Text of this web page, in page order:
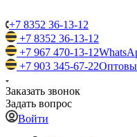
+7 8352 36-13-12
+7 8352 36-13-12
+7 967 470-13-12
+7 903 345-67-22
Заказать звонок
Задать вопрос
Войти